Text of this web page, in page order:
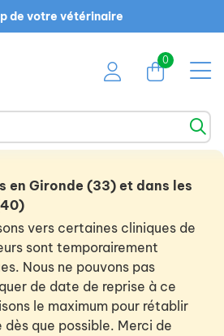
de votre vétérinaire
0
en Gironde (33) et dans les
vers certaines cliniques de
sont temporairement
Nous ne pouvons pas
de date de reprise à ce
le maximum pour rétablir
dès que possible. Merci de